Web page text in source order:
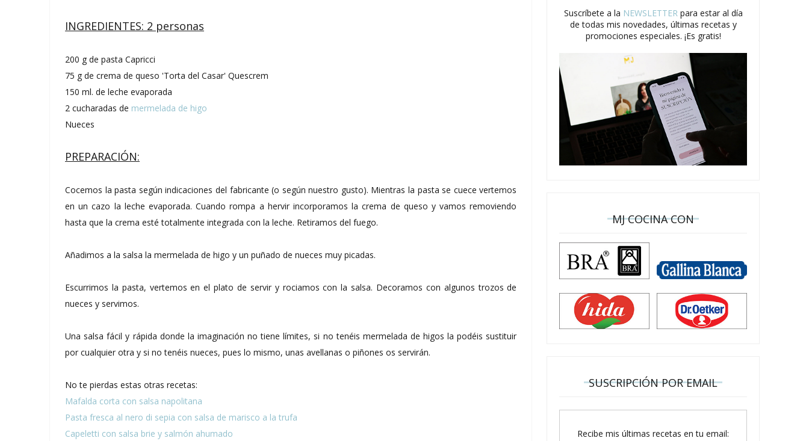
INGREDIENTES: 2 personas
200 g de pasta Capricci
75 g de crema de queso 'Torta del Casar' Quescrem
150 ml. de leche evaporada
2 cucharadas de mermelada de higo
Nueces
PREPARACIÓN:
Cocemos la pasta según indicaciones del fabricante (o según nuestro gusto). Mientras la pasta se cuece vertemos
en un cazo la leche evaporada. Cuando rompa a hervir incorporamos la crema de queso y vamos removiendo
hasta que la crema esté totalmente integrada con la leche. Retiramos del fuego.
Añadimos a la salsa la mermelada de higo y un puñado de nueces muy picadas.
Escurrimos la pasta, vertemos en el plato de servir y rociamos con la salsa. Decoramos con algunos trozos de
nueces y servimos.
Una salsa fácil y rápida donde la imaginación no tiene límites, si no tenéis mermelada de higos la podéis sustituir
por cualquier otra y si no tenéis nueces, pues lo mismo, unas avellanas o piñones os servirán.
No te pierdas estas otras recetas:
Mafalda corta con salsa napolitana
Pasta fresca al nero di sepia con salsa de marisco a la trufa
Capeletti con salsa brie y salmón ahumado
Suscríbete a la NEWSLETTERpara estar al día
de todas mis novedades, últimas recetas y
promociones especiales. ¡Es gratis!
MJ COCINA CON
SUSCRIPCIÓN POR EMAIL
Recibe mis últimas recetas en tu email: